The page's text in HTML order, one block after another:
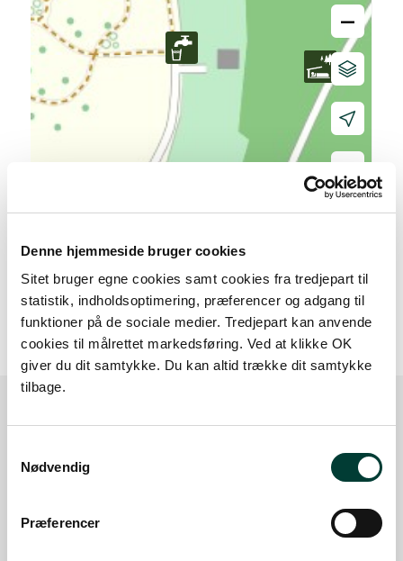
Denne hjemmeside bruger cookies
Sitet bruger egne cookies samt cookies fra tredjepart til
statistik, indholdsoptimering, præferencer og adgang til
funktioner på de sociale medier. Tredjepart kan anvende
cookies til målrettet markedsføring. Ved at klikke OK
giver du dit samtykke. Du kan altid trække dit samtykke
tilbage.
Nødvendig
Præferencer
–
50 m